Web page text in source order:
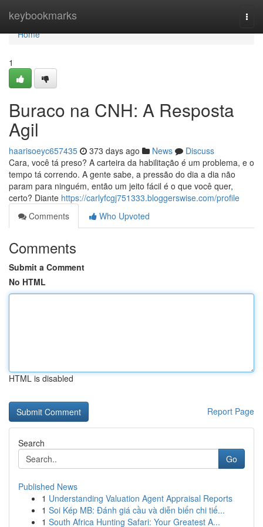
keybookmarks
Home
Home
1
Buraco na CNH: A Resposta
Agil
haarisoeyc657435 373 days ago News
Discuss
Cara, você tá preso? A carteira da habilitação é um problema, e o
tempo tá correndo. A gente sabe, a pressão do dia a dia não
param para ninguém, então um jeito fácil é o que você quer,
certo? Diante https://carlyfcgj751333.bloggerswise.com/profile
Comments
Who Upvoted
Comments
Submit a Comment
No HTML
HTML is disabled
Report Page
Search
Go
Published News
1 Understanding Valuation Agent Appraisal Reports
1 Soi Kép MB: Đánh giá cầu và diễn biến chi tiế...
1 South Africa Hunting Safari: Your Greatest A...